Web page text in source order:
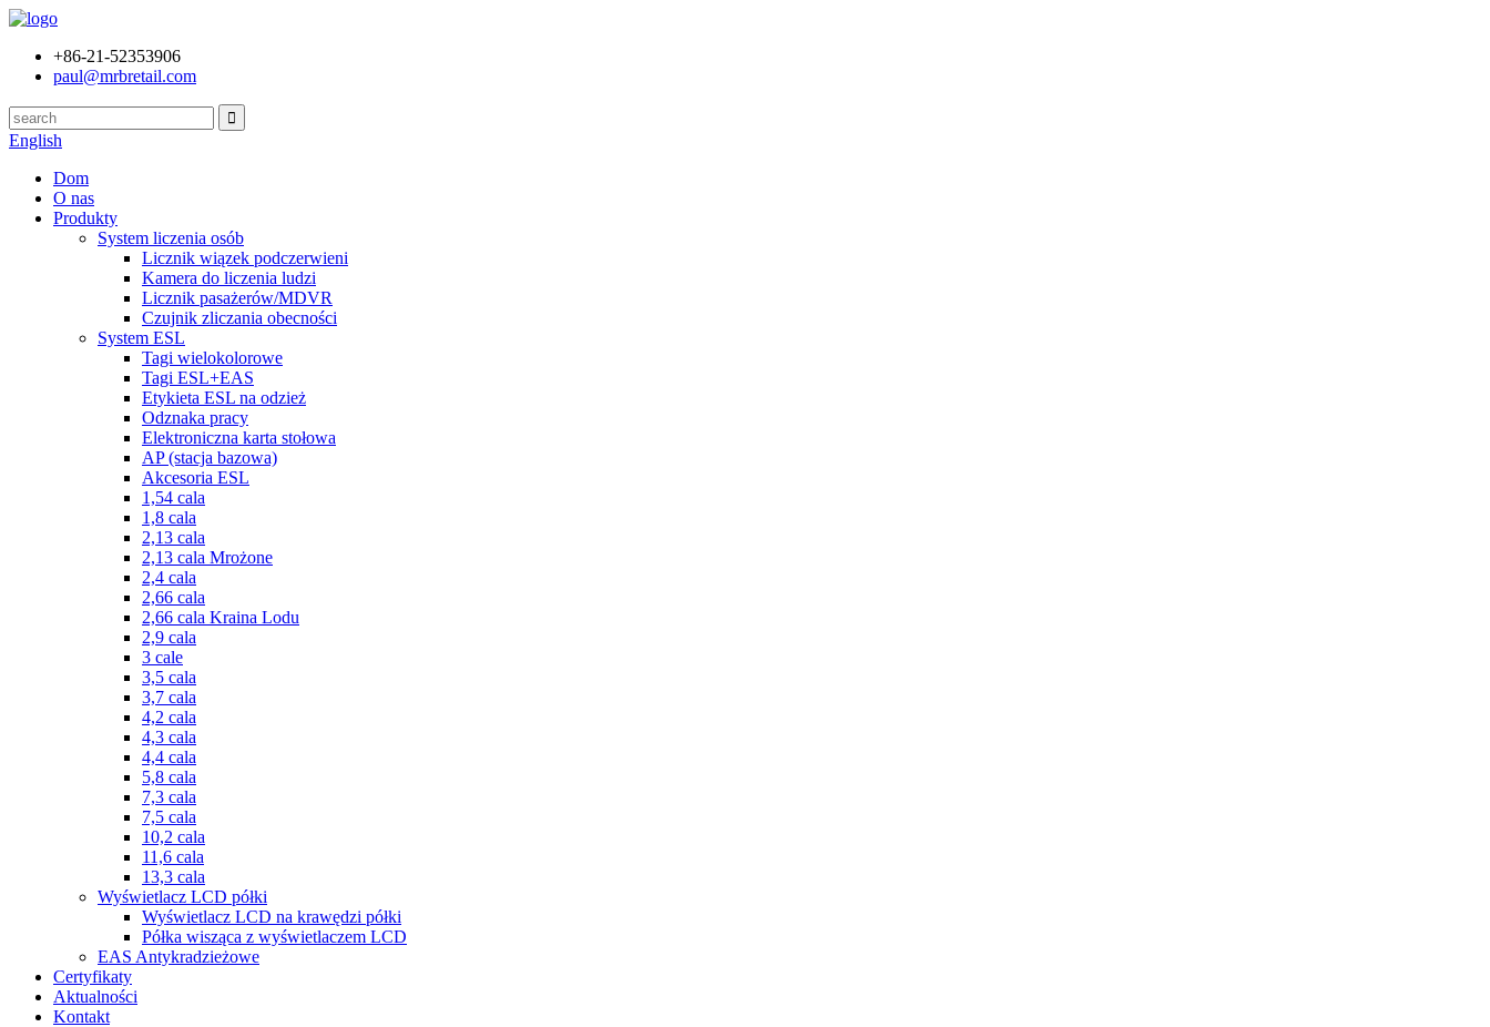
+86-21-52353906
paul@mrbretail.com
English
Dom
O nas
Produkty
System liczenia osób
Licznik wiązek podczerwieni
Kamera do liczenia ludzi
Licznik pasażerów/MDVR
Czujnik zliczania obecności
System ESL
Tagi wielokolorowe
Tagi ESL+EAS
Etykieta ESL na odzież
Odznaka pracy
Elektroniczna karta stołowa
AP (stacja bazowa)
Akcesoria ESL
1,54 cala
1,8 cala
2,13 cala
2,13 cala Mrożone
2,4 cala
2,66 cala
2,66 cala Kraina Lodu
2,9 cala
3 cale
3,5 cala
3,7 cala
4,2 cala
4,3 cala
4,4 cala
5,8 cala
7,3 cala
7,5 cala
10,2 cala
11,6 cala
13,3 cala
Wyświetlacz LCD półki
Wyświetlacz LCD na krawędzi półki
Półka wisząca z wyświetlaczem LCD
EAS Antykradzieżowe
Certyfikaty
Aktualności
Kontakt